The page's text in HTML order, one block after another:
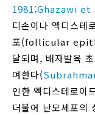
1981;Ghazawi et
디손이나 엑디스테
포(follicular
달되며, 배자발육
여한다(
인한 엑디스테로이
더불어 난모세포의